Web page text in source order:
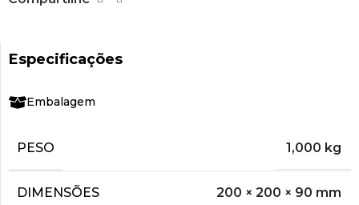
Especificações
Embalagem
PESO 1,000 kg
DIMENSÕES 200 × 200 × 90 mm